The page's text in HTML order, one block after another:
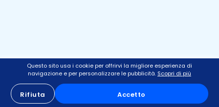
Questo sito usa i cookie per offrirvi la migliore esperienza di
navigazione e per personalizzare le pubblicità. Scopri di più
Rifiuta Accetto